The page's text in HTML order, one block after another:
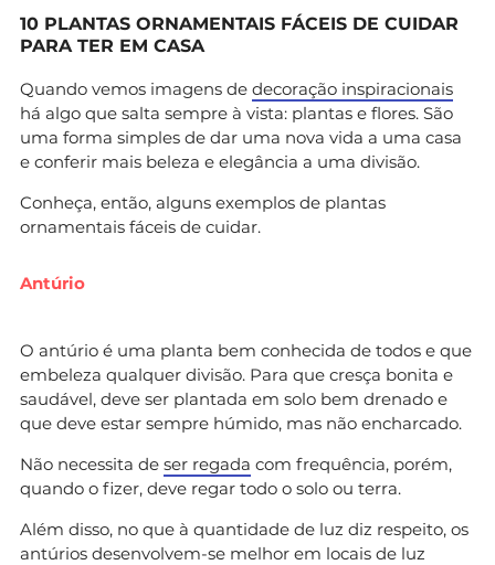
10 PLANTAS ORNAMENTAIS FÁCEIS DE CUIDAR
PARA TER EM CASA
Quando vemos imagens de decoração inspiracionais
há algo que salta sempre à vista: plantas e flores. São
uma forma simples de dar uma nova vida a uma casa
e conferir mais beleza e elegância a uma divisão.
Conheça, então, alguns exemplos de plantas
ornamentais fáceis de cuidar.
Antúrio
O antúrio é uma planta bem conhecida de todos e que
embeleza qualquer divisão. Para que cresça bonita e
saudável, deve ser plantada em solo bem drenado e
que deve estar sempre húmido, mas não encharcado.
Não necessita de ser regada com frequência, porém,
quando o fizer, deve regar todo o solo ou terra.
Além disso, no que à quantidade de luz diz respeito, os
antúrios desenvolvem-se melhor em locais de luz